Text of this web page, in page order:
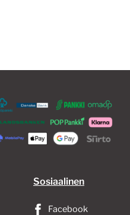
Sosiaalinen
Facebook